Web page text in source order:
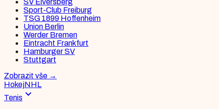
SV Elversberg
Sport-Club Freiburg
TSG 1899 Hoffenheim
Union Berlin
Werder Bremen
Eintracht Frankfurt
Hamburger SV
Stuttgart
Zobrazit vše →
HokejNHL
Tenis expand_more